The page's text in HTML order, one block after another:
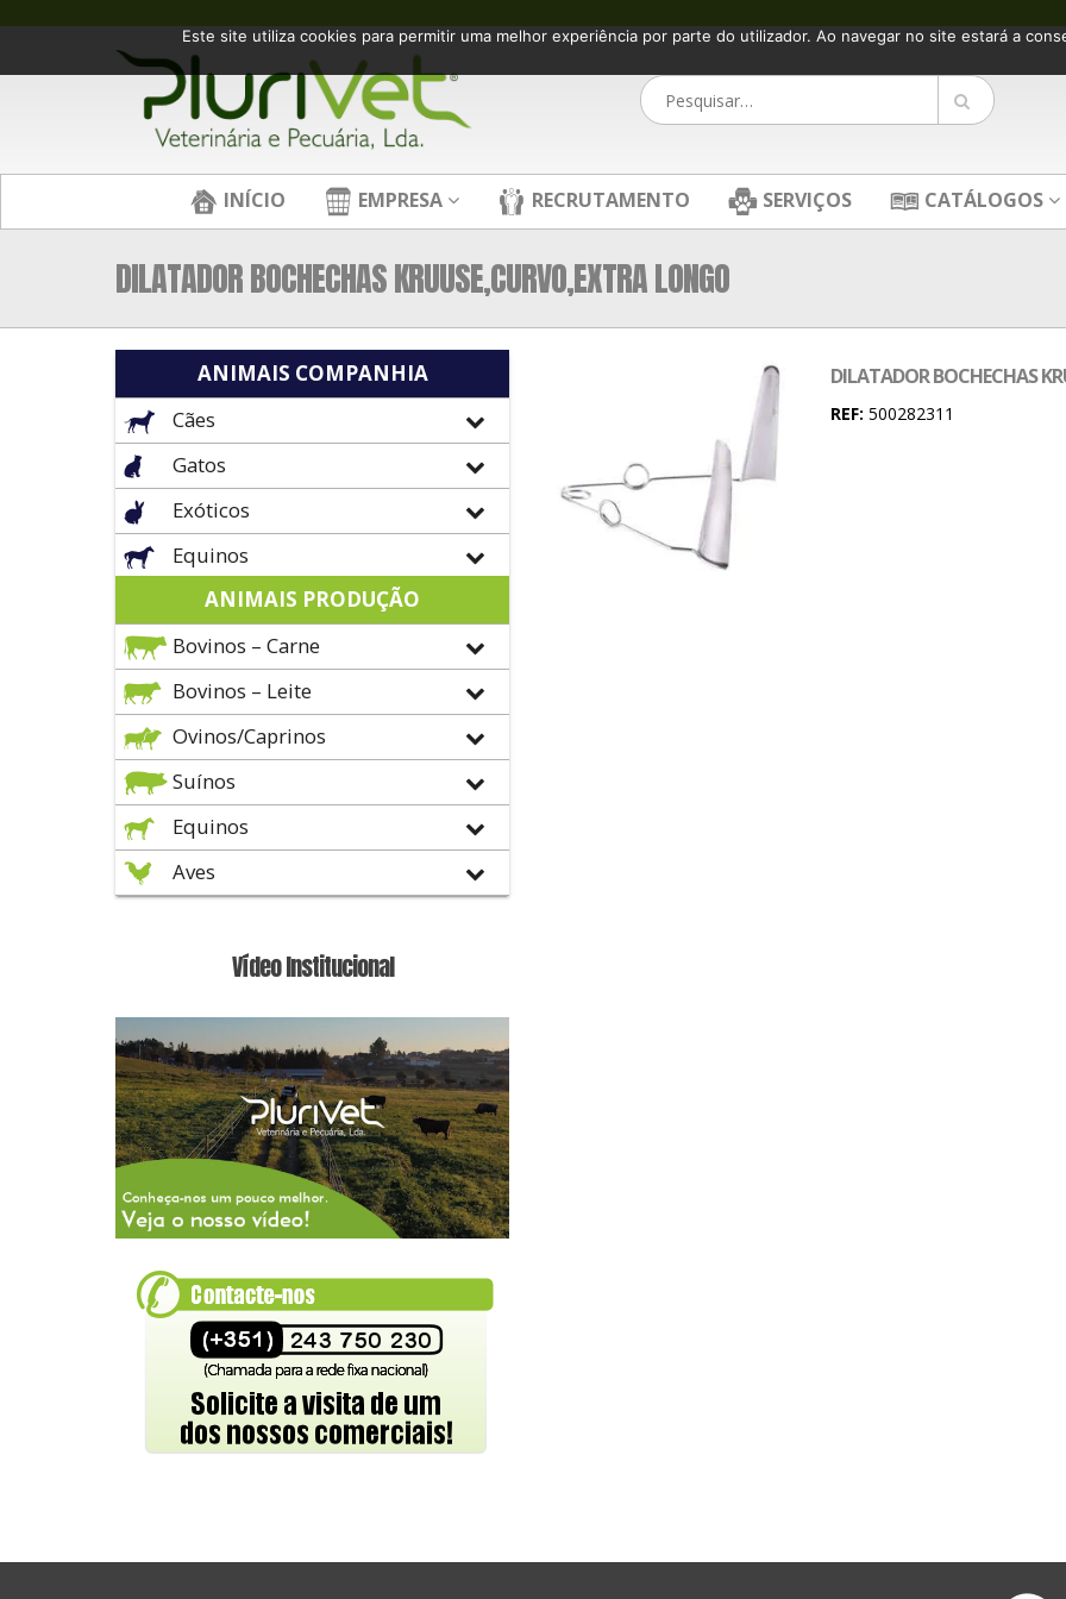
INÍCIO EMPRESA RECRUTAMENTO SERVIÇOS CATÁLOGOS
DILATADOR BOCHECHAS KRUUSE,CURVO,EXTRA LONGO
DILATADOR BOCHECHAS
REF: 500282311
ANIMAIS COMPANHIA
Cães
Gatos
Exóticos
Equinos
ANIMAIS PRODUÇÃO
Bovinos – Carne
Bovinos – Leite
Ovinos/Caprinos
Suínos
Equinos
Aves
Vídeo Institucional
Este site utiliza cookies para permitir uma melhor experiência por parte do utilizador. Ao navegar no site estará a